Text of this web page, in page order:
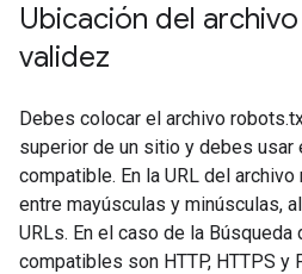
Ubicación del
validez
Debes colocar el archivo
superior de un sitio y debes usar
compatible. En la URL del
entre mayúsculas y minúsculas,
URLs. En el caso de la
compatibles son HTTP, HTTPS y